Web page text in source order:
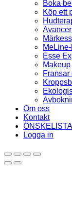
Boka
Köp ett
Esse
Makeup
Fransar
Om oss
Kontakt
ÖNSKELISTA
Logga in